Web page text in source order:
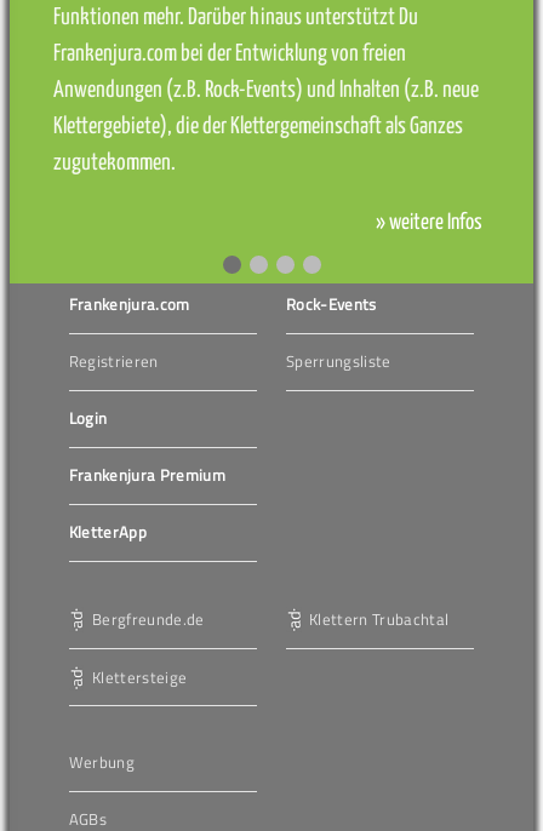
Funktionen mehr. Darüber hinaus unterstützt Du
Frankenjura.com bei der Entwicklung von freien
Anwendungen (z.B. Rock-Events) und Inhalten (z.B. neue
Klettergebiete), die der Klettergemeinschaft als Ganzes
zugutekommen.
» weitere Infos
Frankenjura.com
Registrieren
Login
Frankenjura Premium
KletterApp
Rock-Events
Sperrungsliste
Bergfreunde.de
Klettersteige
Klettern Trubachtal
Werbung
AGBs